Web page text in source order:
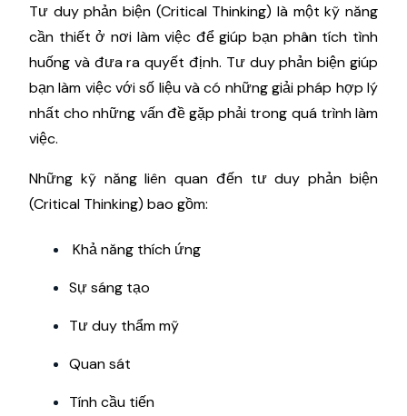
Tư duy phản biện (Critical Thinking) là một kỹ năng
cần thiết ở nơi làm việc để giúp bạn phân tích tình
huống và đưa ra quyết định. Tư duy phản biện giúp
bạn làm việc với số liệu và có những giải pháp hợp lý
nhất cho những vấn đề gặp phải trong quá trình làm
việc.
Những kỹ năng liên quan đến tư duy phản biện
(Critical Thinking) bao gồm:
Khả năng thích ứng
Sự sáng tạo
Tư duy thẩm mỹ
Quan sát
Tính cầu tiến